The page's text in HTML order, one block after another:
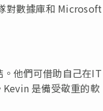
對數據庫和 Microsoft
他們可借助自己在IT
是備受敬重的軟